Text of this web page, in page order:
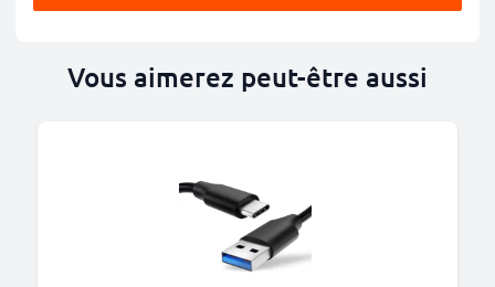
Vous aimerez peut-être aussi